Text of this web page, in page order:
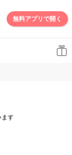
無料アプリで開く
ます